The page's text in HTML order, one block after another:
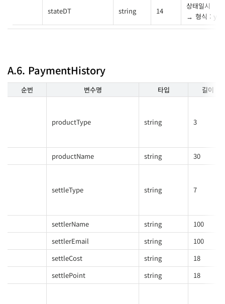
stateDT string 14
상태일시
형식 :
A.6. PaymentHistory
순번 변수명 타입 길이
productType string 3
productName string 30
settleType string 7
settlerName string
100
settlerEmail
string
100
settleCost
string
18
settlePoint
string 18